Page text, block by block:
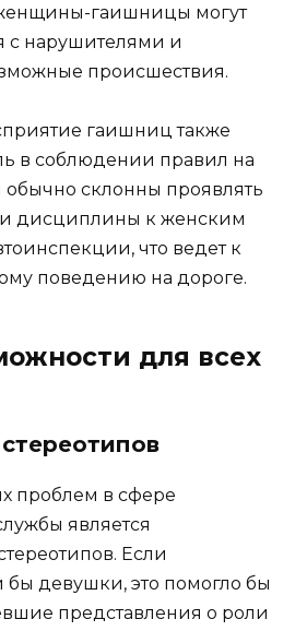
гаишницы могут
с нарушителями и
происшествия.
гаишниц также
в соблюдении правил на
обычно склонны проявлять
дисциплины к женским
что ведет к
поведению на дороге.
для всех
проблем в сфере
является
Если
девушки, это помогло бы
представления о роли